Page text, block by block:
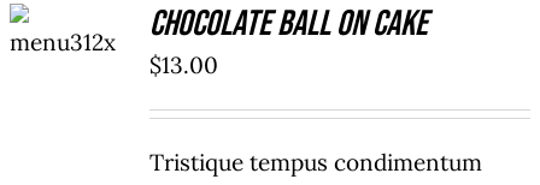
CART
/
Chocolate Ball On Cake
$13.00
Tristique tempus condimentum